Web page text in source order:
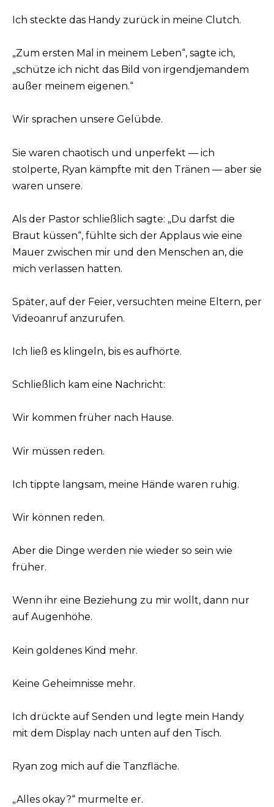
Ich steckte das Handy zurück in meine Clutch.
„Zum ersten Mal in meinem Leben“, sagte ich,
„schütze ich nicht das Bild von irgendjemandem
außer meinem eigenen.“
Wir sprachen unsere Gelübde.
Sie waren chaotisch und unperfekt — ich
stolperte, Ryan kämpfte mit den Tränen — aber sie
waren unsere.
Als der Pastor schließlich sagte: „Du darfst die
Braut küssen“, fühlte sich der Applaus wie eine
Mauer zwischen mir und den Menschen an, die
mich verlassen hatten.
Später, auf der Feier, versuchten meine Eltern, per
Videoanruf anzurufen.
Ich ließ es klingeln, bis es aufhörte.
Schließlich kam eine Nachricht:
Wir kommen früher nach Hause.
Wir müssen reden.
Ich tippte langsam, meine Hände waren ruhig.
Wir können reden.
Aber die Dinge werden nie wieder so sein wie
früher.
Wenn ihr eine Beziehung zu mir wollt, dann nur
auf Augenhöhe.
Kein goldenes Kind mehr.
Keine Geheimnisse mehr.
Ich drückte auf Senden und legte mein Handy
mit dem Display nach unten auf den Tisch.
Ryan zog mich auf die Tanzfläche.
„Alles okay?“ murmelte er.